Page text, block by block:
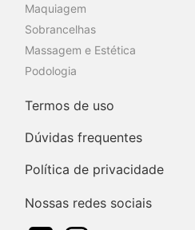
Maquiagem
Sobrancelhas
Massagem e Estética
Podologia
Termos de uso
Dúvidas frequentes
Política de privacidade
Nossas redes sociais